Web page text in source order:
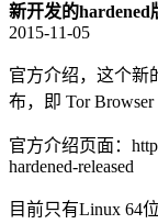
新开发的hardened
2015-11-05
官方介绍，这个新
布，即 Tor Browser
官方介绍页面：
hardened-released
目前只有Linux 64